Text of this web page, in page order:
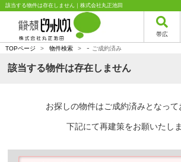
該当する物件は存在しません｜株式会社丸正池田
帯広
TOPページ > 物件検索 > - ご成約済み
該当する物件は存在しません
お探しの物件はご成約済みとなって
下記にて再建策をお願いたしま